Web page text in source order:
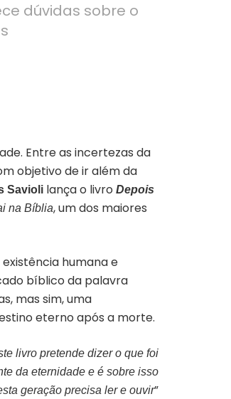
dúvidas sobre o
Entre as incertezas da
objetivo de ir além da
Savioli lança o livro Depois
na Bíblia, um dos maiores
humana e
bíblico da palavra
mas sim, uma
eterno após a morte.
livro pretende dizer o que foi
da eternidade e é sobre isso
geração precisa ler e ouvir”